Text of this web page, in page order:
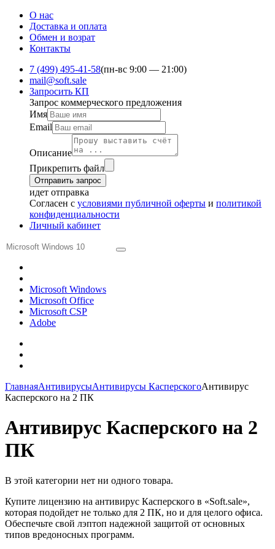
О нас
Доставка и оплата
Обмен и ​возрат
Контакты
7 (499) 495-41-58(пн-вс 9:00 — 21:00)
mail@soft.sale
Запросить КП
Запрос коммерческого предложения
Имя
Email
Описание
Прикрепить файл
Отправить запрос
идет отправка
Согласен с условиями публичной оферты и политикой
конфиденциальности
Личный кабинет
Microsoft Windows
Microsoft Office
Microsoft CSP
Adobe
ГлавнаяАнтивирусыАнтивирусы КасперскогоАнтивирус
Касперского на 2 ПК
Антивирус Касперского на 2
ПК
В этой категории нет ни одного товара.
Купите лицензию на антивирус Касперского в «Soft.sale»,
которая подойдет не только для 2 ПК, но и для целого офиса.
Обеспечьте свой лэптоп надежной защитой от основных
типов вредоносных программ.